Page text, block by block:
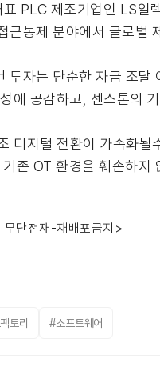
PLC 제조기업인 LS일
근통제 분야에서 글로벌
투자는 단순한 자금 조
에 공감하고, 센스톤의
디지털 전환이 가속화
존 OT 환경을 훼손하
단전재-재배포금지>
토리 #소프트웨어